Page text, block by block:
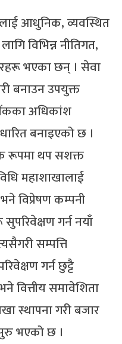
आधुनिक, व्यवस्थित
विभिन्न नीतिगत,
भएका छन् । सेवा
बनाउन उपयुक्त
अधिकांश
बनाइएको छ ।
रूपमा थप सशक्त
महाशाखालाई
विप्रेषण कम्पनी
गर्न नयाँ
सम्पत्ति
गर्न छुट्टै
वित्तीय समावेशिता
स्थापना गरी बजार
भएको छ ।